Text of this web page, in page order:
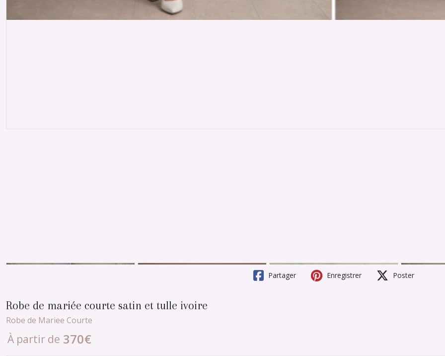
Partager Enregistrer Poster
Robe de mariée courte satin et tulle ivoire
Robe de Mariee Courte
À partir de 370€